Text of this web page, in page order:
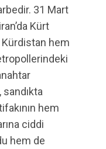
31 Mart
Kürt
Kürdistan hem
hem
ciddi
hem de